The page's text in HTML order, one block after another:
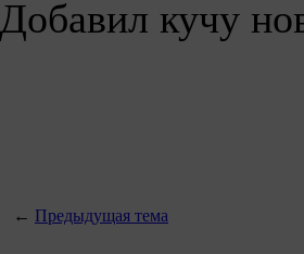
Добавил кучу
← Предыдущая тема